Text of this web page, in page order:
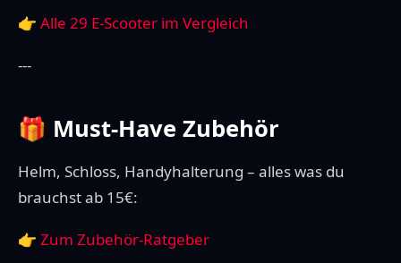
👉 Alle 29 E-Scooter im Vergleich
---
🎁 Must-Have Zubehör
Helm, Schloss, Handyhalterung – alles was du
brauchst ab 15€:
👉 Zum Zubehör-Ratgeber